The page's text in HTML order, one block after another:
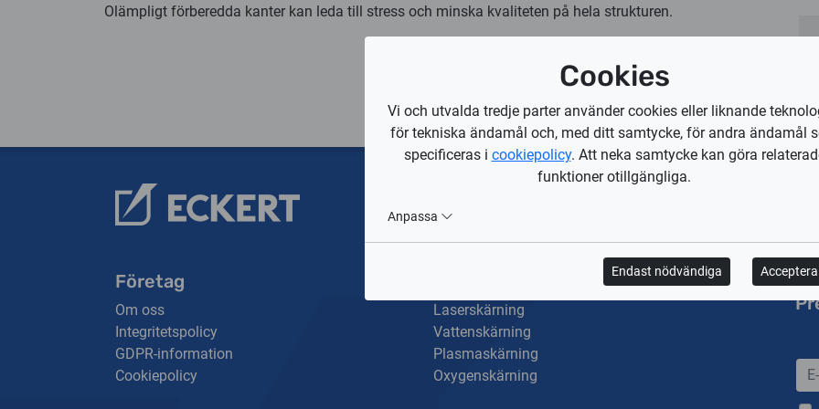
Olämpligt förberedda kanter kan leda till stress och minska kvaliteten på hela strukturen.
Företag
Om oss
Integritetspolicy
GDPR-information
Cookiepolicy
Laserskärning
Vattenskärning
Plasmaskärning
Oxygenskärning
Cookies
Vi och utvalda tredje parter använder cookies eller liknande
för tekniska ändamål och, med ditt samtycke, för andra ändamål
specificeras i cookiepolicy. Att neka samtycke kan göra
funktioner otillgängliga.
Anpassa
Endast nödvändiga